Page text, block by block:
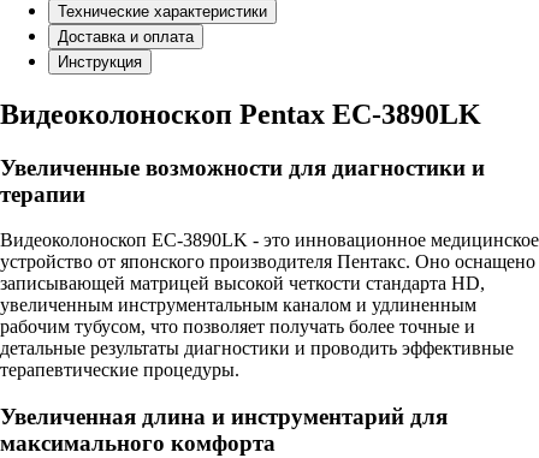
Технические характеристики
Доставка и оплата
Инструкция
Видеоколоноскоп Pentax EC-3890LK
Увеличенные возможности для диагностики и
терапии
Видеоколоноскоп EC-3890LK - это инновационное медицинское
устройство от японского производителя Пентакс. Оно оснащено
записывающей матрицей высокой четкости стандарта HD,
увеличенным инструментальным каналом и удлиненным
рабочим тубусом, что позволяет получать более точные и
детальные результаты диагностики и проводить эффективные
терапевтические процедуры.
Увеличенная длина и инструментарий для
максимального комфорта